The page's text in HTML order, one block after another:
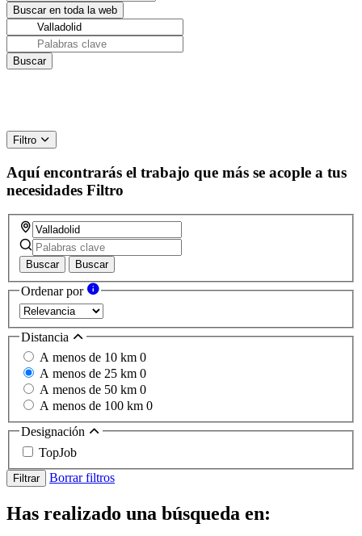
Filtro
Aquí encontrarás el trabajo que más se acople a tus
necesidades Filtro
Buscar Buscar
Ordenar por
Distancia
A menos de 10 km 0
A menos de 25 km 0
A menos de 50 km 0
A menos de 100 km 0
Designación
TopJob
Filtrar Borrar filtros
Has realizado una búsqueda en: